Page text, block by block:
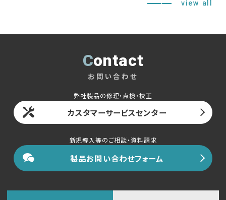
view all
Contact
お問い合わせ
弊社製品の修理・点検・校正
カスタマーサービスセンター
新規導入等のご相談・資料請求
製品お問い合わせフォーム